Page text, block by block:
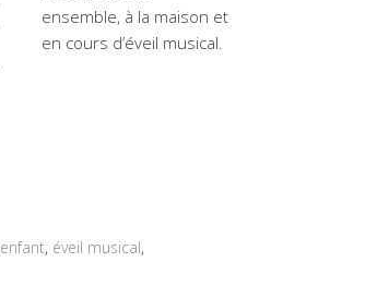
ensemble, à la maison et
en cours d’éveil musical.
enfant, éveil musical,